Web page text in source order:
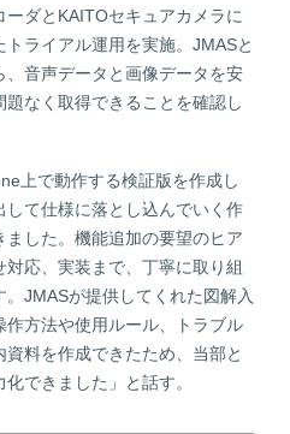
ダとKAITOセキュアカメラに
ライアル運用を実施。JMASと
音声データと画像データを安
なく取得できることを確認し
上で動作する検証版を作成し
て仕様に落とし込んでいく作
した。機能追加の要望のヒア
応、実装まで、丁寧に取り組
JMASが提供してくれた図解入
作方法や使用ルール、トラブル
料を作成できたため、当部と
できました」と話す。